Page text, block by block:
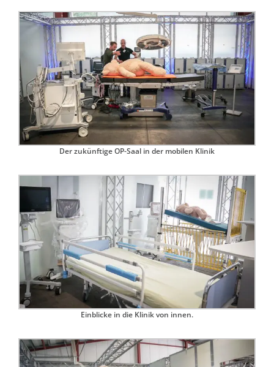
Der zukünftige OP-Saal in der mobilen Klinik
Einblicke in die Klinik von innen.